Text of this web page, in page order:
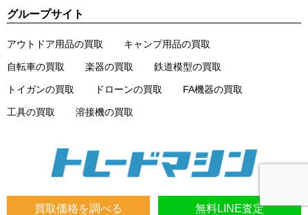
買取価格を調べる 無料LINE査定
グループサイト
アウトドア用品の買取 キャンプ用品の買取
自転車の買取 楽器の買取 鉄道模型の買取
トイガンの買取 ドローンの買取 FA機器の買取
工具の買取 溶接機の買取